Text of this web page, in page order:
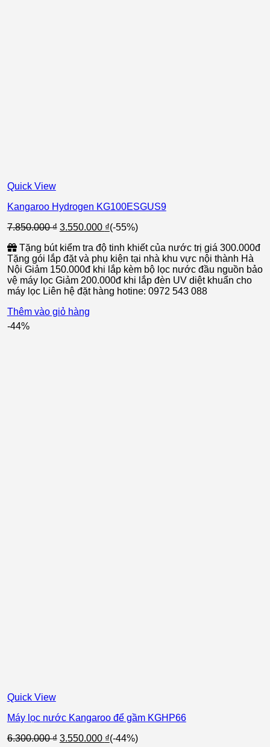
Quick View
Kangaroo Hydrogen KG100ESGUS9
7.850.000₫ Giá
là:
7.850.000 ₫.
3.550.000 ₫Giá
tại
là:
3.550.000 ₫.
(-55%)
Tặng bút kiểm tra độ tinh khiết của nước trị giá 300.000đ
Tặng gói lắp đặt và phụ kiện tại nhà khu vực nội thành Hà
Nội Giảm 150.000đ khi lắp kèm bộ lọc nước đầu nguồn bảo
vệ máy lọc Giảm 200.000đ khi lắp đèn UV diệt khuẩn cho
máy lọc Liên hệ đặt hàng hotine: 0972 543 088
Thêm vào giỏ hàng
-44%
Quick View
Máy lọc nước Kangaroo để gầm KGHP66
6.300.000₫ Giá
3.550.000 ₫Giá
(-44%)